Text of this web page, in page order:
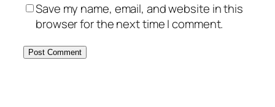
Save my name, email, and website in this
browser for the next time I comment.